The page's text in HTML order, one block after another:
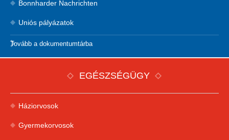
Bonnharder Nachrichten
Uniós pályázatok
Tovább a dokumentumtárba
EGÉSZSÉGÜGY
Háziorvosok
Gyermekorvosok